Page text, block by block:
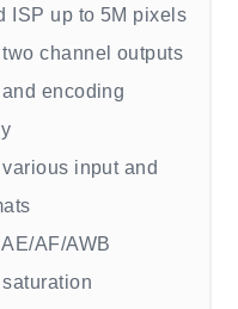
ISP up to 5M pixels
channel outputs
encoding
input and
AF/AWB